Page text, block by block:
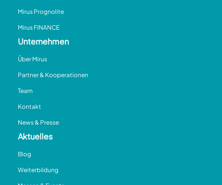
Mirus Prognolite
Mirus FINANCE
Unternehmen
Über Mirus
Partner & Kooperationen
Team
Kontakt
News & Presse
Aktuelles
Blog
Weiterbildung